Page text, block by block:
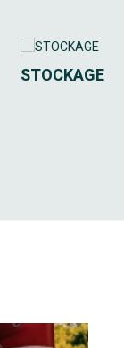
STOCKAGE